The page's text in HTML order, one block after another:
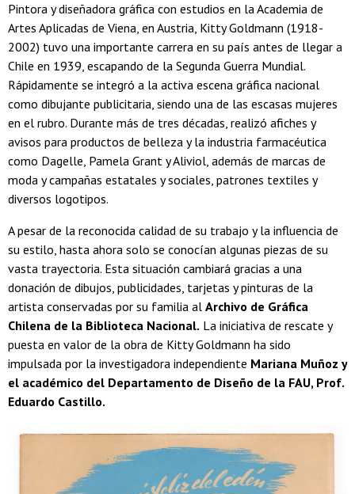
Pintora y diseñadora gráfica con estudios en la Academia de
Artes Aplicadas de Viena, en Austria, Kitty Goldmann (1918-
2002) tuvo una importante carrera en su país antes de llegar a
Chile en 1939, escapando de la Segunda Guerra Mundial.
Rápidamente se integró a la activa escena gráfica nacional
como dibujante publicitaria, siendo una de las escasas mujeres
en el rubro. Durante más de tres décadas, realizó afiches y
avisos para productos de belleza y la industria farmacéutica
como Dagelle, Pamela Grant y Aliviol, además de marcas de
moda y campañas estatales y sociales, patrones textiles y
diversos logotipos.
A pesar de la reconocida calidad de su trabajo y la influencia de
su estilo, hasta ahora solo se conocían algunas piezas de su
vasta trayectoria. Esta situación cambiará gracias a una
donación de dibujos, publicidades, tarjetas y pinturas de la
artista conservadas por su familia al Archivo de Gráfica
Chilena de la Biblioteca Nacional. La iniciativa de rescate y
puesta en valor de la obra de Kitty Goldmann ha sido
impulsada por la investigadora independiente Mariana Muñoz y
el académico del Departamento de Diseño de la FAU, Prof.
Eduardo Castillo.